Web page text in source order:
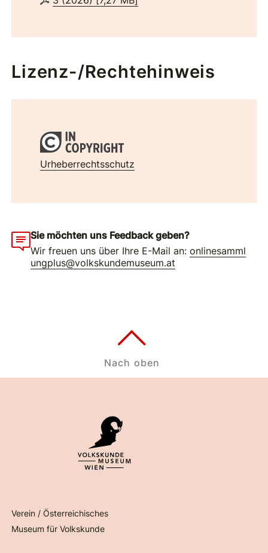
Lizenz-/Rechtehinweis
Urheberrechtsschutz
Sie möchten uns Feedback geben?
Wir freuen uns über Ihre E-Mail an:onlinesamml
ungplus@volkskundemuseum.at
Verein / Österreichisches
Museum für Volkskunde
Nach oben